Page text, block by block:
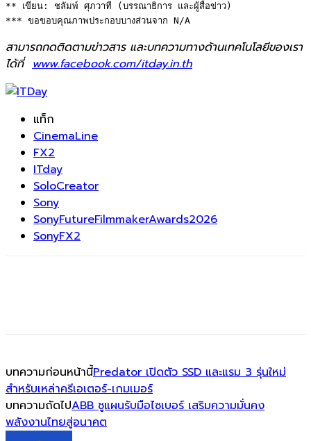
** เขียน: ชลัมพ์ ศุภวาที (บรรณาธิการ และผู้สื่อข่าว)
*** ขอขอบคุณภาพประกอบบางส่วนจาก N/A
สามารถกดติดตามข่าวสาร และบทความทางด้านเทคโนโลยีของเรา
ได้ที่ www.facebook.com/itday.in.th
แท็ก
CinemaLine
FX2
ITday
SoloCreator
Sony
SonyFutureFilmmakerAwards2026
SonyFX2
บทความก่อนหน้านี้Predator เปิดตัว SSD และแรม 3 รุ่นใหม่
สำหรับเหล่าครีเอเตอร์-เกมเมอร์
บทความถัดไปABB ชูแผนรับมือไซเบอร์ เสริมความมั่นคง
พลังงานไทยสู่อนาคต